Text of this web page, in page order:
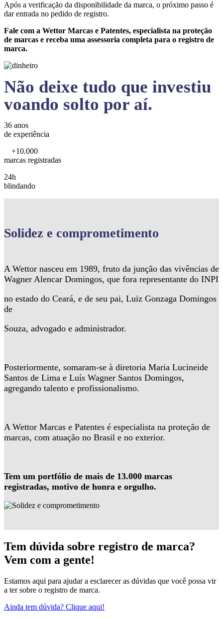
Após a verificação da disponibilidade da marca, o próximo passo é
dar entrada no pedido de registro.
Fale com a Wettor Marcas e Patentes, especialista na proteção
de marcas e receba uma assessoria completa para o registro de
marca.
Não deixe tudo que investiu
voando solto por aí.
36 anos
de experiência
+10.000
marcas registradas
24h
blindando
Solidez e comprometimento
A Wettor nasceu em 1989, fruto da junção das vivências de
Wagner Alencar Domingos, que fora representante do INPI
no estado do Ceará, e de seu pai, Luiz Gonzaga Domingos
de
Souza, advogado e administrador.
Posteriormente, somaram-se à diretoria Maria Lucineide
Santos de Lima e Luís Wagner Santos Domingos,
agregando talento e profissionalismo.
A Wettor Marcas e Patentes é especialista na proteção de
marcas, com atuação no Brasil e no exterior.
Tem um portfólio de mais de 13.000 marcas
registradas, motivo de honra e orgulho.
Tem dúvida sobre registro de marca?
Vem com a gente!
Estamos aqui para ajudar a esclarecer as dúvidas que você possa vir
a ter sobre o registro de marca.
Ainda tem dúvida? Clique aqui!